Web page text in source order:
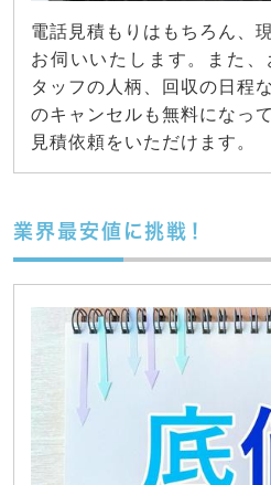
電話見積もりはもちろん、
お伺いいたします。また
タッフの人柄、回収の日程
のキャンセルも無料になっ
見積依頼をいただけます。
業界最安値に挑戦！